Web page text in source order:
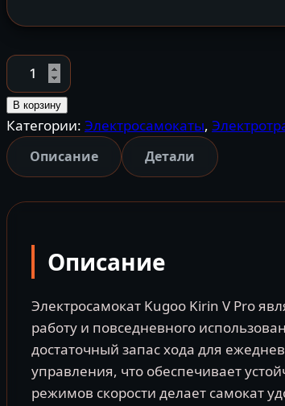
Количество
товара
Электросамокат
Kugoo
Kirin
V
электрический
KUGOO
Китай
В корзину
Категории: Электросамокаты,
Описание Детали
Описание
Электросамокат Kugoo Kirin V Pro
работу и повседневного
достаточный запас хода для
управления, что обеспечивает
режимов скорости делает самокат